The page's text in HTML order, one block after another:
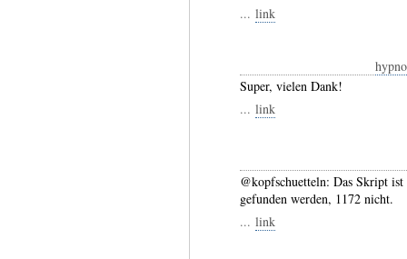
... link
Super, vielen Dank!
... link
@kopfschuetteln: Das Skript
gefunden werden, 1172 nicht.
... link